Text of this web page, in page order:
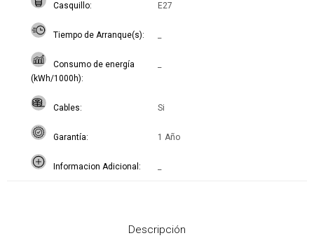
Casquillo E27
Tiempo de Arranque(s)
Consumo de energía
(kWh/1000h)
Cables Si
Garantía 1 Año
Informacion Adicional
Descripción